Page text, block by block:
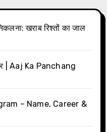
खराब रिश्तों का जाल
| Aaj Ka Panchang
– Name, Career &